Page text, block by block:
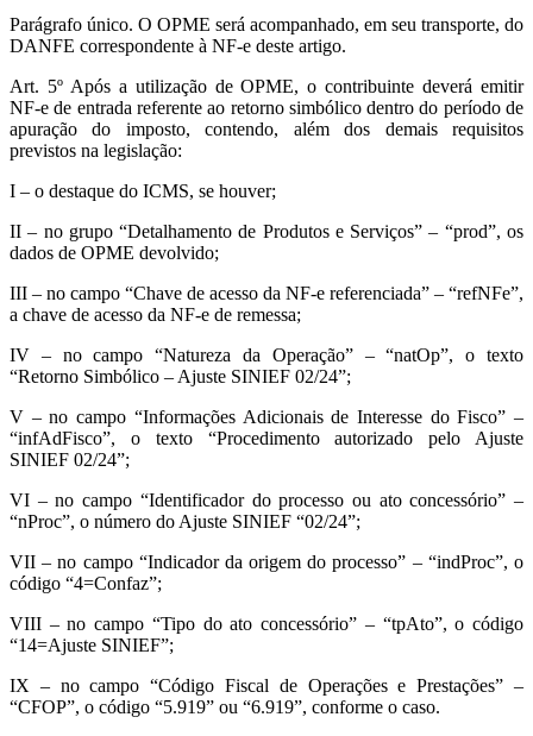
Parágrafo único. O OPME será acompanhado, em seu transporte, do
DANFE correspondente à NF-e deste artigo.
Art. 5º Após a utilização de OPME, o contribuinte deverá emitir
NF-e de entrada referente ao retorno simbólico dentro do período de
apuração do imposto, contendo, além dos demais requisitos
previstos na legislação:
I – o destaque do ICMS, se houver;
II – no grupo “Detalhamento de Produtos e Serviços” – “prod”, os
dados de OPME devolvido;
III – no campo “Chave de acesso da NF-e referenciada” – “refNFe”,
a chave de acesso da NF-e de remessa;
IV – no campo “Natureza da Operação” – “natOp”, o texto
“Retorno Simbólico – Ajuste SINIEF 02/24”;
V – no campo “Informações Adicionais de Interesse do Fisco” –
“infAdFisco”, o texto “Procedimento autorizado pelo Ajuste
SINIEF 02/24”;
VI – no campo “Identificador do processo ou ato concessório” –
“nProc”, o número do Ajuste SINIEF “02/24”;
VII – no campo “Indicador da origem do processo” – “indProc”, o
código “4=Confaz”;
VIII – no campo “Tipo do ato concessório” – “tpAto”, o código
“14=Ajuste SINIEF”;
IX – no campo “Código Fiscal de Operações e Prestações” –
“CFOP”, o código “5.919” ou “6.919”, conforme o caso.